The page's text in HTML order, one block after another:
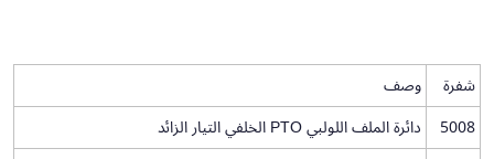
شفرة
وصف
5008
دائرة الملف اللولبي PTO الخلفي التيار الزائد